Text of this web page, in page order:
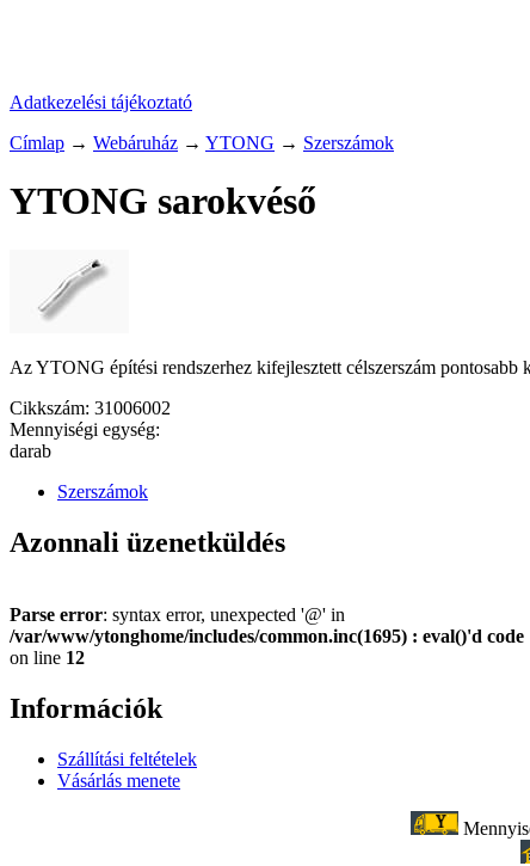
Adatkezelési tájékoztató
Címlap → Webáruház → YTONG → Szerszámok
YTONG sarokvéső
Az YTONG építési rendszerhez kifejlesztett célszerszám pontosabb
Cikkszám: 31006002
Mennyiségi egység:
darab
Szerszámok
Azonnali üzenetküldés
Parse error: syntax error, unexpected '@' in
/var/www/ytonghome/includes/common.inc(1695) : eval()'d code
on line 12
Információk
Szállítási feltételek
Vásárlás menete